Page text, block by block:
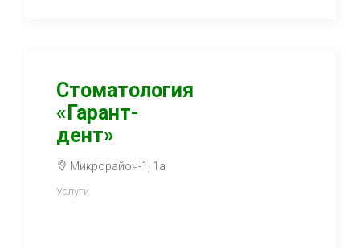
Стоматология
«Гарант-
дент»
Микрорайон-1, 1а
Услуги